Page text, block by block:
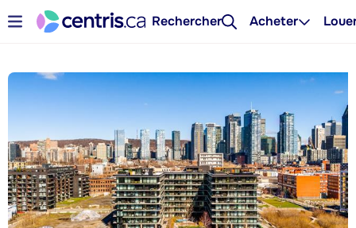
Rechercher Acheter